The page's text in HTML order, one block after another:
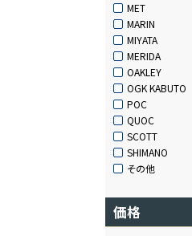
MET
MARIN
MIYATA
MERIDA
OAKLEY
OGK KABUTO
POC
QUOC
SCOTT
SHIMANO
その他
価格